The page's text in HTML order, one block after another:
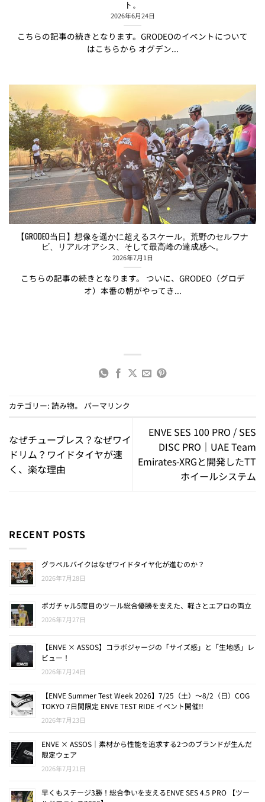
ト。
2026年6月24日
こちらの記事の続きとなります。GRODEOのイベントについて
はこちらから オグデン...
【GRODEO当日】想像を遥かに超えるスケール。荒野のセルフナ
ビ、リアルオアシス、そして最高峰の達成感へ。
2026年7月1日
こちらの記事の続きとなります。 ついに、GRODEO（グロデ
オ）本番の朝がやってき...
カテゴリー: 読み物。 パーマリンク
なぜチューブレス？なぜワイ
ドリム？ワイドタイヤが速
く、楽な理由
ENVE SES 100 PRO / SES
DISC PRO｜UAE Team
Emirates-XRGと開発したTT
ホイールシステム
RECENT POSTS
グラベルバイクはなぜワイドタイヤ化が進むのか？
2026年7月28日
ポガチャル5度目のツール総合優勝を支えた、軽さとエアロの両立
2026年7月27日
【ENVE × ASSOS】コラボジャージの「サイズ感」と「生地感」レ
ビュー！
2026年7月24日
【ENVE Summer Test Week 2026】7/25（土）〜8/2（日）COG
TOKYO 7日間限定 ENVE TEST RIDE イベント開催!!
2026年7月23日
ENVE × ASSOS｜素材から性能を追求する2つのブランドが生んだ
限定ウェア
2026年7月21日
早くもステージ3勝！総合争いを支えるENVE SES 4.5 PRO 【ツー